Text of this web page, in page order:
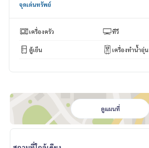
* มีให้เลือกอีกหลายห้อง หลายโครงการค่ะ
Facebook Fanpage : P2N Property
ด ทั่วกรุงเทพฯ
จุดเด่นทรัพย์
เครื่องครัว ทีวี
ตู้เย็น เครื่องทำน้ำอุ่น
ดูแผนที่